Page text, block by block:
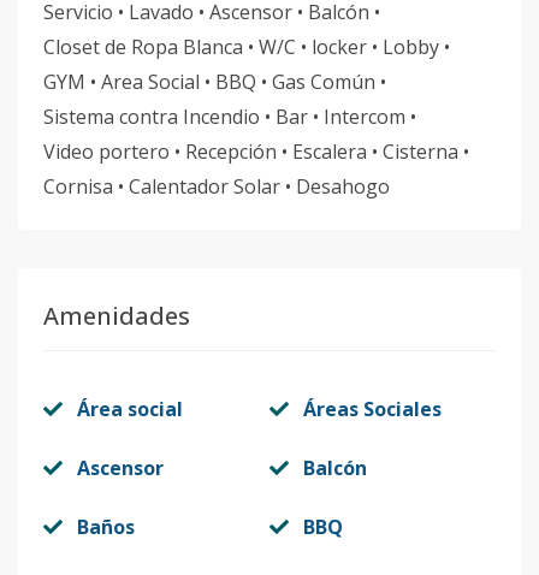
Servicio • Lavado • Ascensor • Balcón •
Closet de Ropa Blanca • W/C • locker • Lobby •
GYM • Area Social • BBQ • Gas Común •
Sistema contra Incendio • Bar • Intercom •
Video portero • Recepción • Escalera • Cisterna •
Cornisa • Calentador Solar • Desahogo
Amenidades
Área social Áreas Sociales
Ascensor Balcón
Baños BBQ